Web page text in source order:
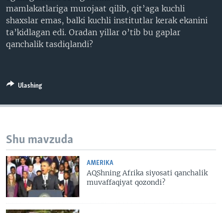
mamlakatlariga murojaat qilib, qit’aga kuchli
shaxslar emas, balki kuchli institutlar kerak ekanini
ta’kidlagan edi. Oradan yillar o’tib bu gaplar
qanchalik tasdiqlandi?
Ulashing
Shu mavzuda
AMERIKA
AQShning Afrika siyosati qanchalik
muvaffaqiyat qozondi?